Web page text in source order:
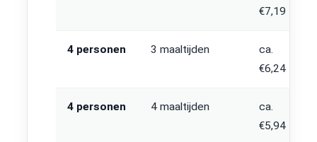
€7,19
4 personen 3 maaltijden
ca.
€6,24
4 personen 4 maaltijden
ca.
€5,94